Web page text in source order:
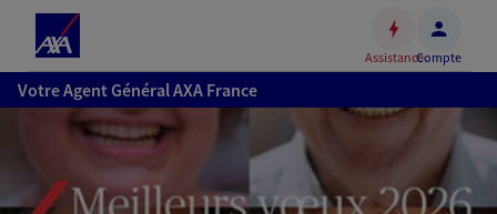
Accéder
au
contenu
principal
Accéder
au
AssistanceCompte
Votre Agent Général AXA France